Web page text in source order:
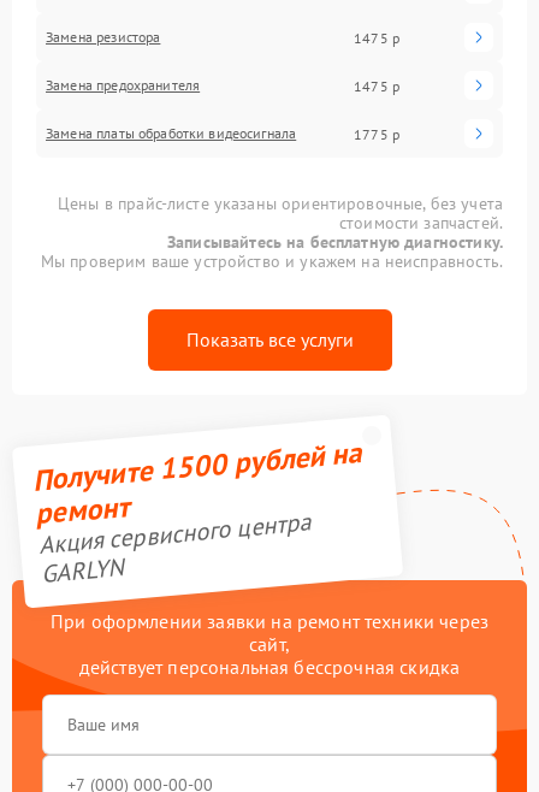
Замена резистора 1475 р
Замена предохранителя 1475 р
Замена платы обработки видеосигнала 1775 р
Цены в прайс-листе указаны ориентировочные, без учета
стоимости запчастей.
Записывайтесь на бесплатную диагностику.
Мы проверим ваше устройство и укажем на неисправность.
Показать все услуги
Получите 1500 рублей на
ремонт
Акция сервисного центра
GARLYN
При оформлении заявки на ремонт техники через
сайт,
действует персональная бессрочная скидка